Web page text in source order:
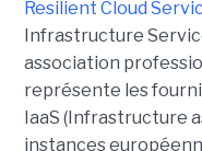
Resilient Cloud
Infrastructure
association
représente les
IaaS (Infrastructure
instances